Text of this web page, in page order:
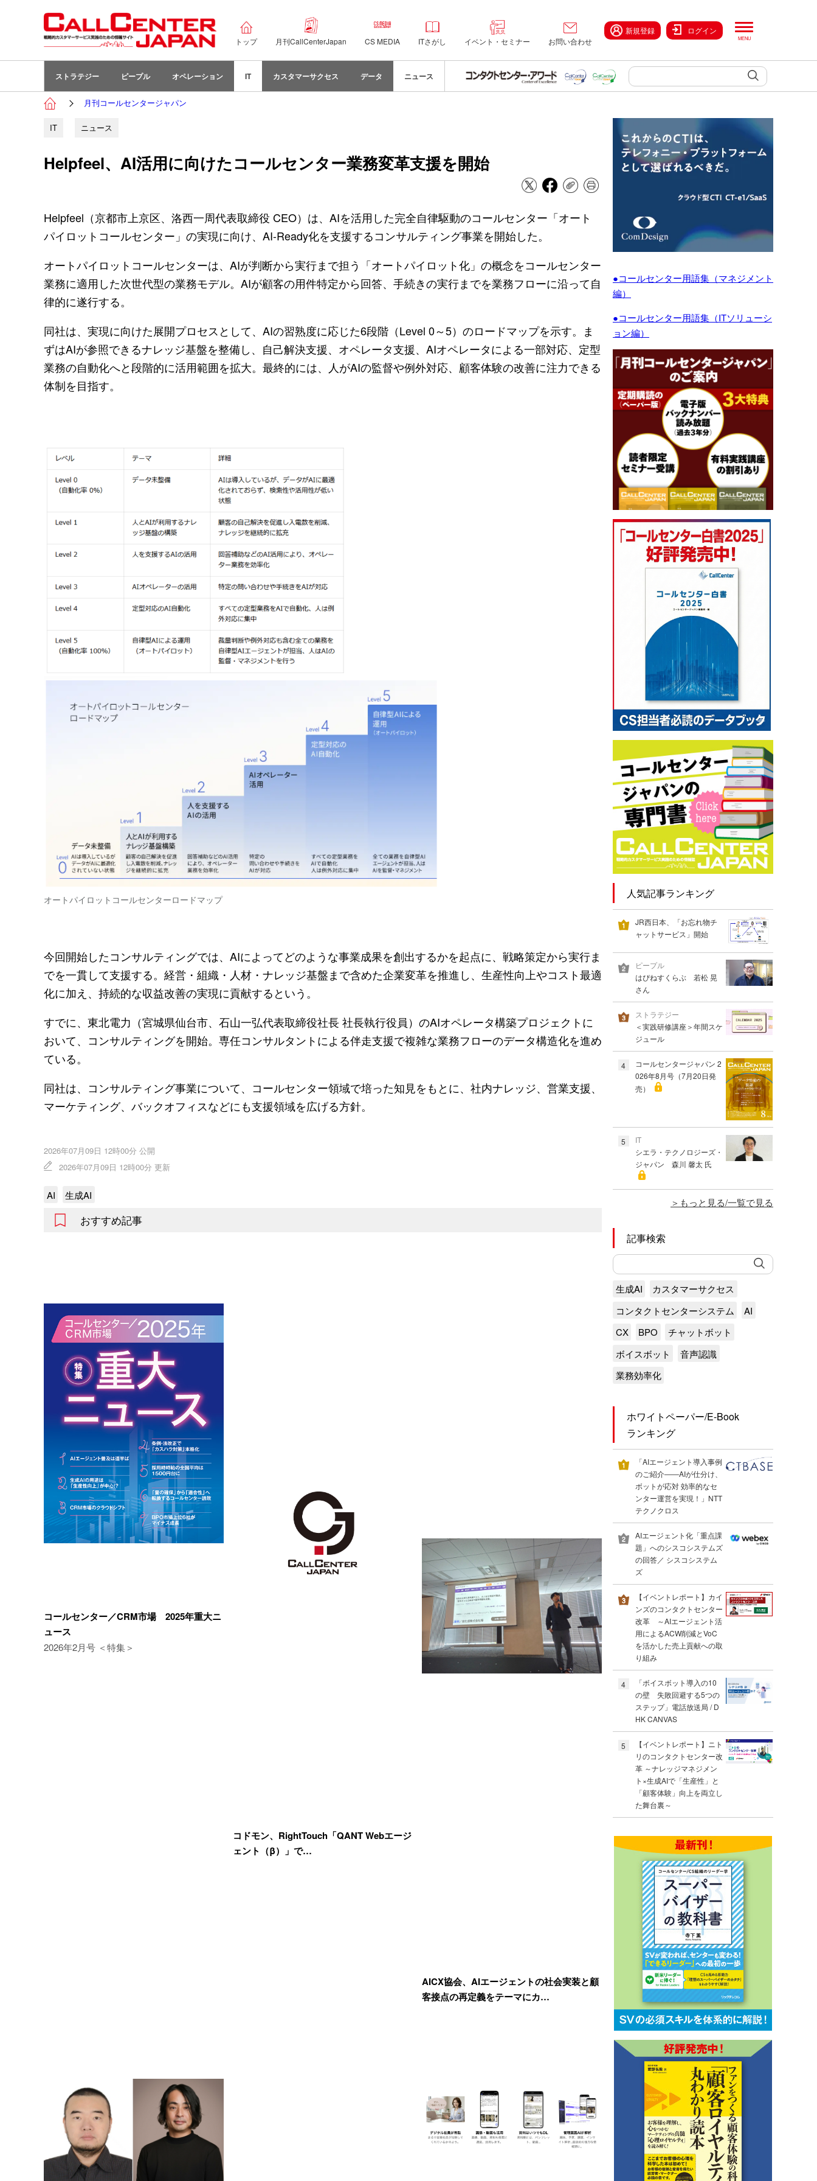
トップ 月刊CallCenterJapan CS MEDIA ITさがし イベント・セミナー お問い合わせ
新規登録 ログイン
ストラテジー ピープル オペレーション IT カスタマーサクセス データ ニュース
月刊コールセンタージャパン
IT ニュース
Helpfeel、AI活用に向けたコールセンター業務変革支援を開始
Helpfeel（京都市上京区、洛西一周代表取締役 CEO）は、AIを活用した完全自律駆動のコールセンター「オート
パイロットコールセンター」の実現に向け、AI-Ready化を支援するコンサルティング事業を開始した。
オートパイロットコールセンターは、AIが判断から実行まで担う「オートパイロット化」の概念をコールセンター
業務に適用した次世代型の業務モデル。AIが顧客の用件特定から回答、手続きの実行までを業務フローに沿って自
律的に遂行する。
同社は、実現に向けた展開プロセスとして、AIの習熟度に応じた6段階（Level 0～5）のロードマップを示す。ま
ずはAIが参照できるナレッジ基盤を整備し、自己解決支援、オペレータ支援、AIオペレータによる一部対応、定型
業務の自動化へと段階的に活用範囲を拡大。最終的には、人がAIの監督や例外対応、顧客体験の改善に注力できる
体制を目指す。
オートパイロットコールセンターロードマップ
今回開始したコンサルティングでは、AIによってどのような事業成果を創出するかを起点に、戦略策定から実行ま
でを一貫して支援する。経営・組織・人材・ナレッジ基盤まで含めた企業変革を推進し、生産性向上やコスト最適
化に加え、持続的な収益改善の実現に貢献するという。
すでに、東北電力（宮城県仙台市、石山一弘代表取締役社長 社長執行役員）のAIオペレータ構築プロジェクトに
おいて、コンサルティングを開始。専任コンサルタントによる伴走支援で複雑な業務フローのデータ構造化を進め
ている。
同社は、コンサルティング事業について、コールセンター領域で培った知見をもとに、社内ナレッジ、営業支援、
マーケティング、バックオフィスなどにも支援領域を広げる方針。
2026年07月09日 12時00分 公開
2026年07月09日 12時00分 更新
AI 生成AI
おすすめ記事
コールセンター／CRM市場 2025年重大ニ
ュース
2026年2月号 ＜特集＞
コドモン、RightTouch「QANT Webエージ
ェント（β）」で…
AICX協会、AIエージェントの社会実装と顧
客接点の再定義をテーマにカ…
●コールセンター用語集（マネジメント
編）
●コールセンター用語集（ITソリューシ
ョン編）
人気記事ランキング
JR西日本、「お忘れ物チ
ャットサービス」開始
ピープル
はぴねすくらぶ 若松 晃
さん
ストラテジー
＜実践研修講座＞年間スケ
ジュール
4
コールセンタージャパン 2
026年8月号（7月20日発
売）
5
IT
シエラ・テクノロジーズ・
ジャパン 森川 馨太 氏
もっと見る/一覧で見る
記事検索
生成AI
カスタマーサクセス
コンタクトセンターシステム
AI
CX
BPO
チャットボット
ボイスボット
音声認識
業務効率化
ホワイトペーパー/E-Book
ランキング
「AIエージェント導入事例
のご紹介――AIが仕分け、
ボットが応対 効率的なセ
ンター運営を実現！」NTT
テクノクロス
AIエージェント化「重点課
題」へのシスコシステムズ
の回答／ シスコシステム
ズ
【イベントレポート】カイ
ンズのコンタクトセンター
改革 ～AIエージェント活
用によるACW削減とVoC
を活かした売上貢献への取
り組み
4
「ボイスボット導入の10
の壁 失敗回避する5つの
ステップ」電話放送局 / D
HK CANVAS
5
【イベントレポート】ニト
リのコンタクトセンター改
革 ～ナレッジマネジメン
ト×生成AIで「生産性」と
「顧客体験」向上を両立し
た舞台裏～